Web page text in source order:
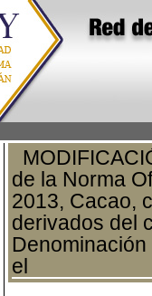
de la Norma
2013, Cacao,
derivados del
el